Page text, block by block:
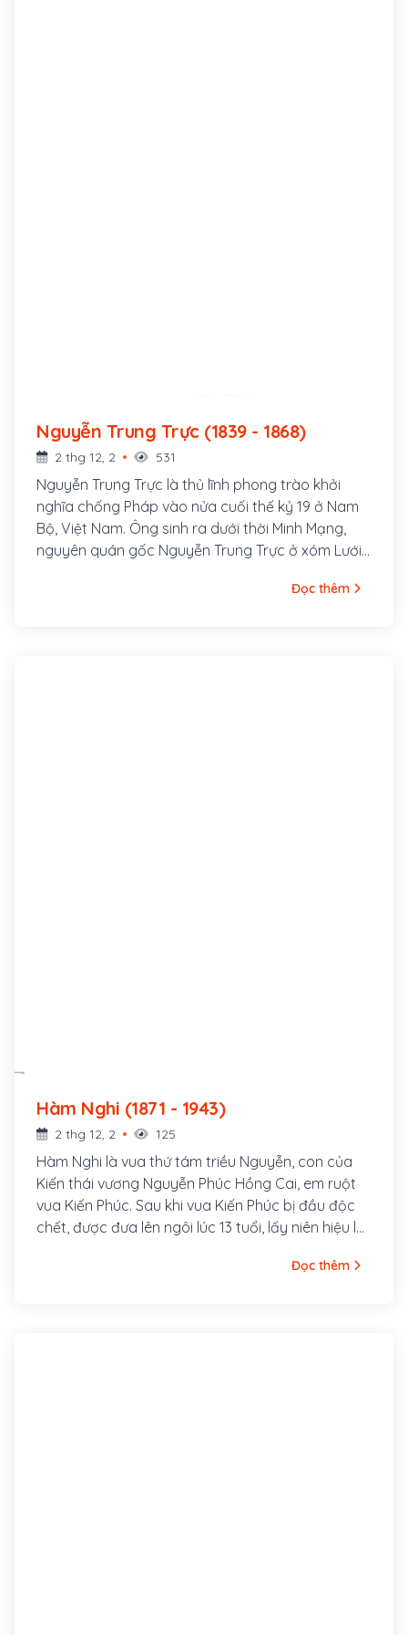
Nguyễn Trung Trực (1839 - 1868)
2 thg 12, 2 531
Nguyễn Trung Trực là thủ lĩnh phong trào khởi
nghĩa chống Pháp vào nửa cuối thế kỷ 19 ở Nam
Bộ, Việt Nam. Ông sinh ra dưới thời Minh Mạng,
nguyên quán gốc Nguyễn Trung Trực ở xóm Lưới,
Bình Định (ngày nay là thôn Vĩnh Hội, xã Cát Hải,
Đọc thêm
Hàm Nghi (1871 - 1943)
2 thg 12, 2 125
Hàm Nghi là vua thứ tám triều Nguyễn, con của
Kiến thái vương Nguyễn Phúc Hồng Cai, em ruột
vua Kiến Phúc. Sau khi vua Kiến Phúc bị đầu độc
chết, được đưa lên ngôi lúc 13 tuổi, lấy niên hiệu là
Đọc thêm